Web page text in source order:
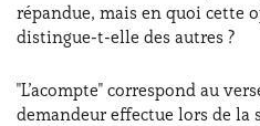
répandue, mais en quoi cette
distingue-t-elle des autres ?
"L’acompte" correspond au
demandeur effectue lors de